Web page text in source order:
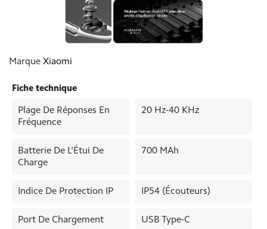
Marque Xiaomi
Fiche technique
Plage De Réponses En
Fréquence
20 Hz-40 KHz
Batterie De L'Étui De
Charge
700 MAh
Indice De Protection IP IP54 (écouteurs)
Port De Chargement USB Type-C